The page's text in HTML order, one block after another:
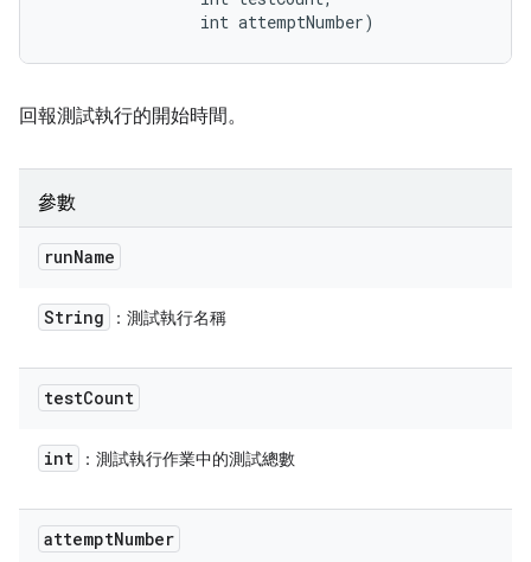
                int attemptNumber)
回報測試執行的開始時間。
參數
runName
String ：測試執行名稱
testCount
int ：測試執行作業中的測試總數
attemptNumber